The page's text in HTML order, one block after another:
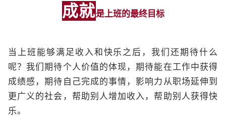
成就是上班的最终目标
当上班能够满足收入和快乐之后，我们还期待什么
呢？我们期待个人价值的体现，期待能在工作中获得
成绩感，期待自己完成的事情，影响力从职场延伸到
更广义的社会，帮助别人增加收入，帮助别人获得快
乐。